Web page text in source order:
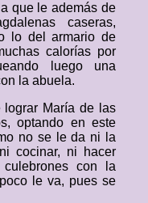
que le además de
caseras,
lo del armario de
calorías por
luego una
la abuela.
lograr María de las
optando en este
no se le da ni la
cocinar, ni hacer
con la
le va, pues se